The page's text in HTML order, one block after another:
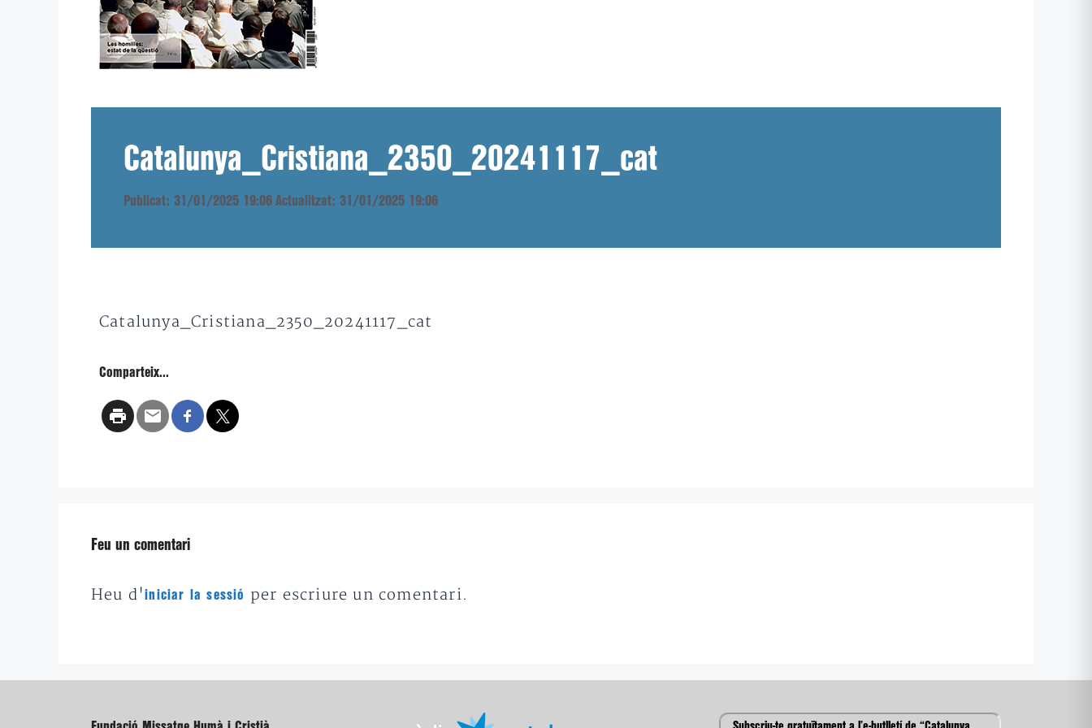
Catalunya_Cristiana_2350_20241117_cat
Publicat: 31/01/2025 19:06 Actualitzat: 31/01/2025 19:06
Catalunya_Cristiana_2350_20241117_cat
Comparteix...
Feu un comentari
Heu d'iniciar la sessió per escriure un comentari.